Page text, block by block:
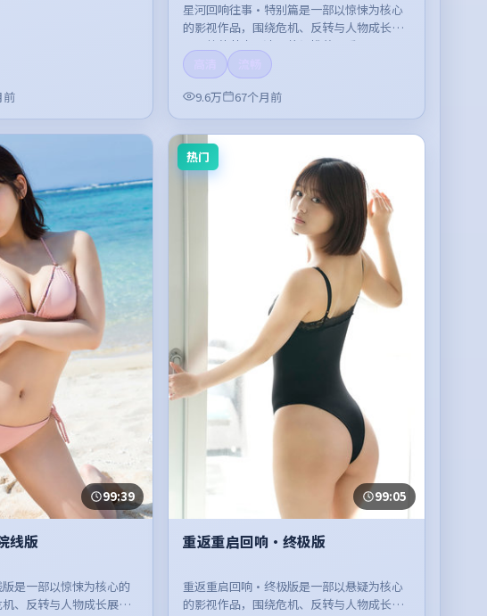
前
星河回响往事·特别篇是一部以惊悚为核心
的影视作品，围绕危机、反转与人物成长展
开，整体节奏紧凑，值得推荐观看。
9.6万
67个月前
99:39
线版
是一部以惊悚为核心的
、反转与人物成长展
热门
99:05
重返重启回响·终极版
重返重启回响·终极版是一部以悬疑为核心
的影视作品，围绕危机、反转与人物成长展